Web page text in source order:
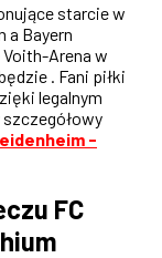
starcie w
a Bayern
Arena w
. Fani piłki
legalnym
-
FC